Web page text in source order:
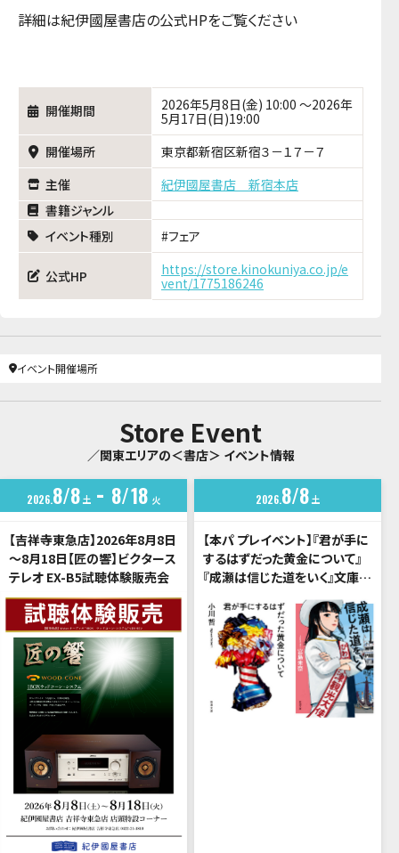
詳細は紀伊國屋書店の公式HPをご覧ください
開催期間
2026年5月8日(金) 10:00 ～2026年
5月17日(日)19:00
開催場所
東京都新宿区新宿３－１７－７
主催
紀伊國屋書店 新宿本店
書籍ジャンル
イベント種別
フェア
公式HP
https://store.kinokuniya.co.jp/e
vent/1775186246
イベント開催場所
Store Event
／関東エリアの＜書店＞ イベント情報
20268 8 土 8 18 火
【吉祥寺東急店】2026年8月8日
～8月18日【匠の響】ビクタース
テレオ EX-B5試聴体験販売会
2026 8 8 土
【本パ プレイベント】『君が手に
するはずだった黄金について』
『成瀬は信じた道をいく』文庫化
記念 小川哲×宮島未奈 トー
クイベント